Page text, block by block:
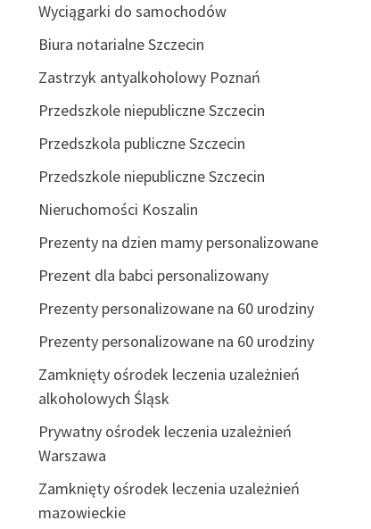
Wyciągarki do samochodów
Biura notarialne Szczecin
Zastrzyk antyalkoholowy Poznań
Przedszkole niepubliczne Szczecin
Przedszkola publiczne Szczecin
Przedszkole niepubliczne Szczecin
Nieruchomości Koszalin
Prezenty na dzien mamy personalizowane
Prezent dla babci personalizowany
Prezenty personalizowane na 60 urodziny
Prezenty personalizowane na 60 urodziny
Zamknięty ośrodek leczenia uzależnień
alkoholowych Śląsk
Prywatny ośrodek leczenia uzależnień
Warszawa
Zamknięty ośrodek leczenia uzależnień
mazowieckie